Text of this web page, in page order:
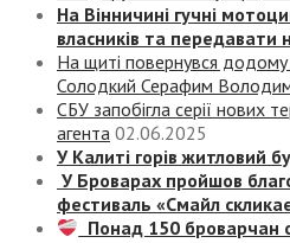
На Вінничині гучні
власників та передавати
На щиті повернувся
Солодкий Серафим
СБУ запобігла серії нових
агента 02.06.2025
У Калиті горів житловий
У Броварах пройшов
фестиваль «Смайл
Понад 150 броварчан